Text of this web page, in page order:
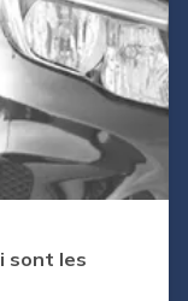
sont les